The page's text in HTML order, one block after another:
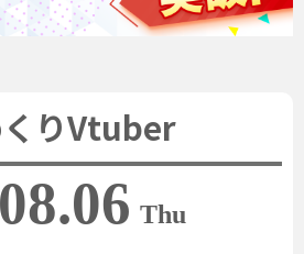
くりVtuber
08.06 Thu